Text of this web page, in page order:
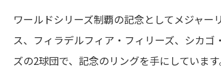
ワールドシリーズ制覇の記念としてメジャ
ス、フィラデルフィア・フィリーズ、シカ
ズの2球団で、記念のリングを手にしていま